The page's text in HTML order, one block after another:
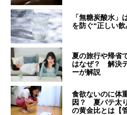
「無糖炭酸水
を防ぐ“正しい
夏の旅行や帰省
はなぜ？ 解決
ーが解説
食欲ないのに体
因？ 夏バテ太
の黄金比とは【